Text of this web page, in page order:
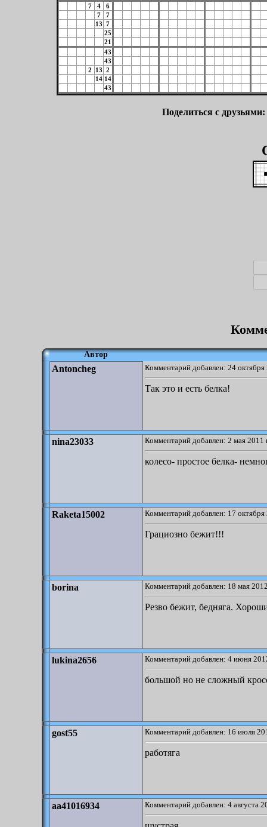
7
4
6
7
7
13 7
25
21
43
43
2
13 2
14 14
43
Поделиться с друзьями:
Автор
Antoncheg Комментарий добавлен: 24
Так это и есть белка!
nina23033 Комментарий добавлен: 2 мая 2011
колесо- простое белка-
Raketa15002 Комментарий добавлен: 17
Грациозно бежит!!!
borina Комментарий добавлен: 18 мая
Резво бежит, бедняга.
lukina2656 Комментарий добавлен: 4 июня
большой но не сложный
gost55 Комментарий добавлен: 16 июля
работяга
aa41016934 Комментарий добавлен: 4 августа